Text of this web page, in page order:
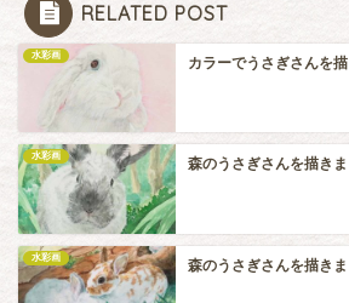
RELATED POST
水彩画 カラーでうさぎさんを
水彩画 森のうさぎさんを描きま
水彩画 森のうさぎさんを描きま